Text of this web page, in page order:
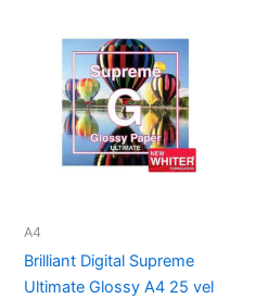
A4
Brilliant Digital Supreme
Ultimate Glossy A4 25 vel